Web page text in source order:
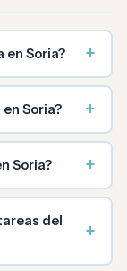
en Soria? +
Soria? +
Soria? +
del
+